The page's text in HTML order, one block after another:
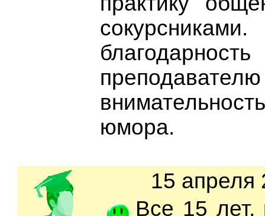
юмора.
15 апреля
Все 15 лет,